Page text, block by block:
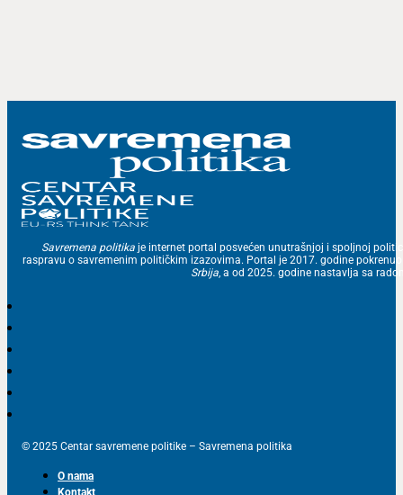
Savremena politika je internet portal posvećen unutrašnjoj i spoljnoj
raspravu o savremenim političkim izazovima. Portal je 2017. godine
Srbija, a od 2025. godine nastavlja sa
© 2025 Centar savremene politike – Savremena politika
O nama
Kontakt